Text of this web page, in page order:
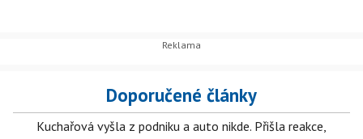
Doporučené články
Kuchařová vyšla z podniku a auto nikde. Přišla reakce,